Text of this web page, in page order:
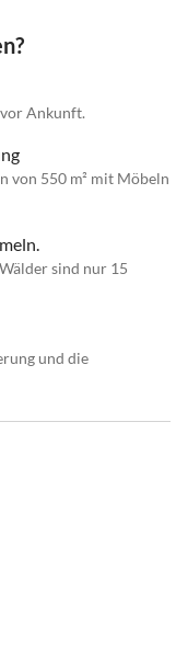
Ankunft.
von 550 m² mit Möbeln
sind nur 15
und die